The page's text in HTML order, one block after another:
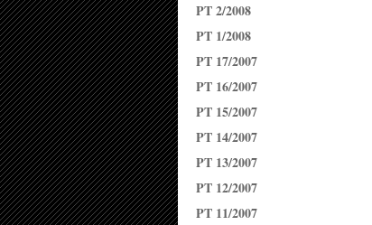
PT 2/2008
PT 1/2008
PT 17/2007
PT 16/2007
PT 15/2007
PT 14/2007
PT 13/2007
PT 12/2007
PT 11/2007